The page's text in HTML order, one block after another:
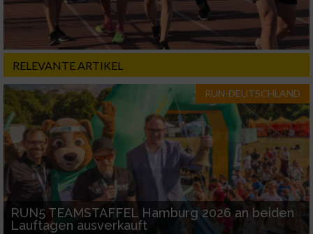
RELEVANTE ARTIKEL
RUN-DEUTSCHLAND
RUN5 TEAMSTAFFEL Hamburg 2026 an beiden
Lauftagen ausverkauft
Verwendung reduzierter Daten zur Auswahl
von Inhalten
IAB-Besonderheiten:
Verwendung genauer Standortdaten
Geräte anhand von aktiv angeforderten
Informationen identifizieren
Nicht-IAB-Verarbeitungszwecke:
Notwendig
Performance